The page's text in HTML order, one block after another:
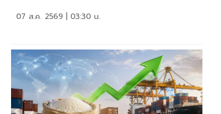
07 ส.ค. 2569 | 03:30 น.